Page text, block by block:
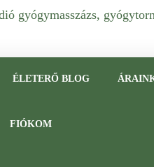
frissítő masszázs
ÉLETERŐ BLOG
FIÓKOM